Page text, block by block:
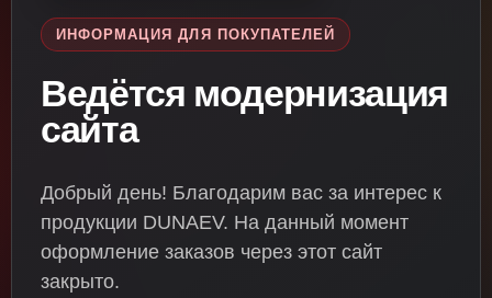
ИНФОРМАЦИЯ ДЛЯ ПОКУПАТЕЛЕЙ
Ведётся модернизация
сайта
Добрый день! Благодарим вас за интерес к
продукции DUNAEV. На данный момент
оформление заказов через этот сайт
закрыто.